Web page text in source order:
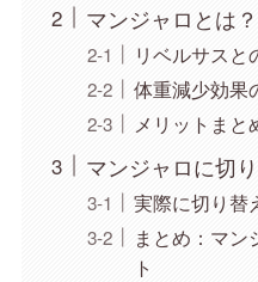
マンジャロとは？
リベルサスと
体重減少効果
メリットまと
マンジャロに切
実際に切り替
まとめ：マン
ト